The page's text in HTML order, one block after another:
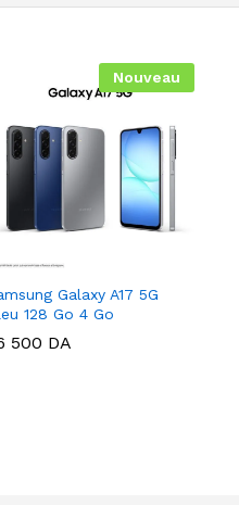
Nouveau
Galaxy A17 5G
128 Go 4 Go
500 DA